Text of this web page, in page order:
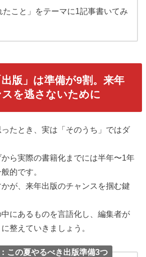
たこと」をテーマに1記事書いてみ
出版」は準備が9割。来年
を逃さないために
ったとき、実は「そのうち」ではダ
ら実際の書籍化までには半年〜1年
的です。
が、来年出版のチャンスを掴む鍵
にあるものを言語化し、編集者が
整えていきましょう。
この夏やるべき出版準備3つ